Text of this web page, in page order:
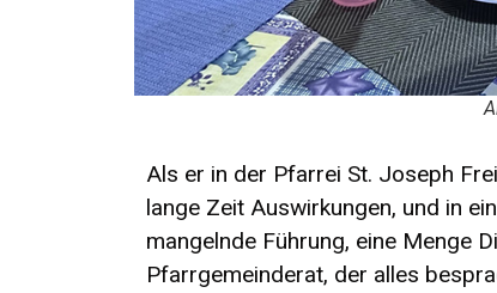
Als er in der Pfarrei St. Joseph
lange Zeit Auswirkungen, und in
mangelnde Führung, eine Menge
Pfarrgemeinderat, der alles